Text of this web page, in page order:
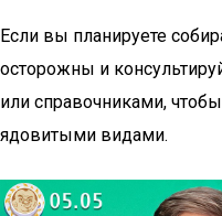
Если вы планируете
осторожны и
или справочниками,
ядовитыми видами.